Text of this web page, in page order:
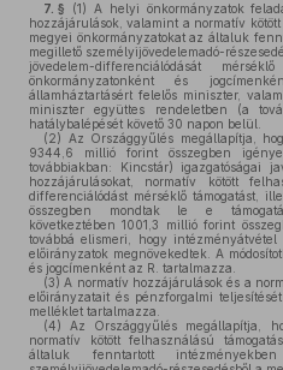
7. § (1) A helyi önkormányzatok
hozzájárulások, valamint a normatív
megyei önkormányzatokat az általuk
megillető személyijövedelemadó-
jövedelem-differenciálódását
önkormányzatonként és
államháztartásért felelős miniszter,
miniszter együttes rendeletben (a
hatálybalépését követő 30 napon belül.
(2) Az Országgyűlés megállapítja,
9344,6 millió forint összegben
továbbiakban: Kincstár) igazgatóságai
hozzájárulásokat, normatív kötött
differenciálódást mérséklő támogatást,
összegben mondtak le e
következtében 1001,3 millió forint
továbbá elismeri, hogy
előirányzatok megnövekedtek. A
és jogcímenként az R. tartalmazza.
(3) A normatív hozzájárulások és a
előirányzatait és pénzforgalmi
melléklet tartalmazza.
(4) Az Országgyűlés megállapítja,
normatív kötött felhasználású
általuk fenntartott